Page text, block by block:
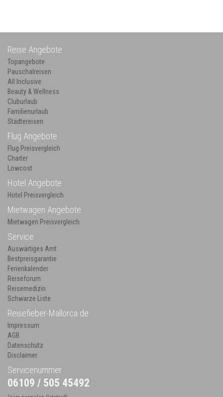
Reise Angebote
Topangebote
Pauschalreisen
All Inclusive
Beauty & Wellness
Cluburlaub
Familienurlaub
Städtereisen
Flug Angebote
Flug Preisvergleich
Charter
Lowcost
Hotel Angebote
Hotel Preisvergleich
Mietwagen Angebote
Mietwagen Preisvergleich
Service
Auswärtiges Amt
Bestpreisgarantie
Ferienkalender
Reiseforum
Reisemedizin
Schwarze Liste
Reisefieber-Mallorca.de
Impressum
AGB
Datenschutz
Disclaimer
Servicenummer
06109 / 505 45492